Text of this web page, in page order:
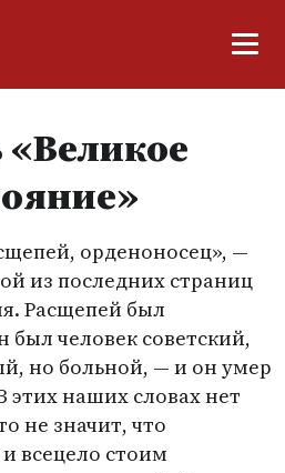
орденоносец», —
из последних страниц
Расщепей был
человек советский,
но больной, — и он умер
этих наших словах нет
не значит, что
всецело стоим